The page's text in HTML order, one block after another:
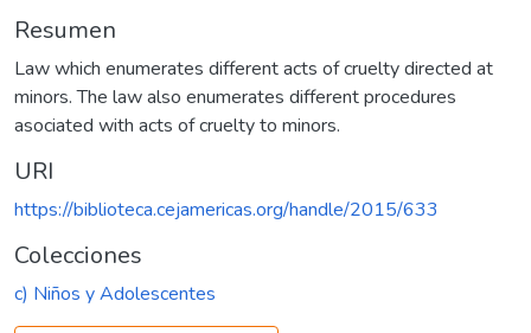
Resumen
Law which enumerates different acts of cruelty directed at
minors. The law also enumerates different procedures
asociated with acts of cruelty to minors.
URI
https://biblioteca.cejamericas.org/handle/2015/633
Colecciones
c) Niños y Adolescentes